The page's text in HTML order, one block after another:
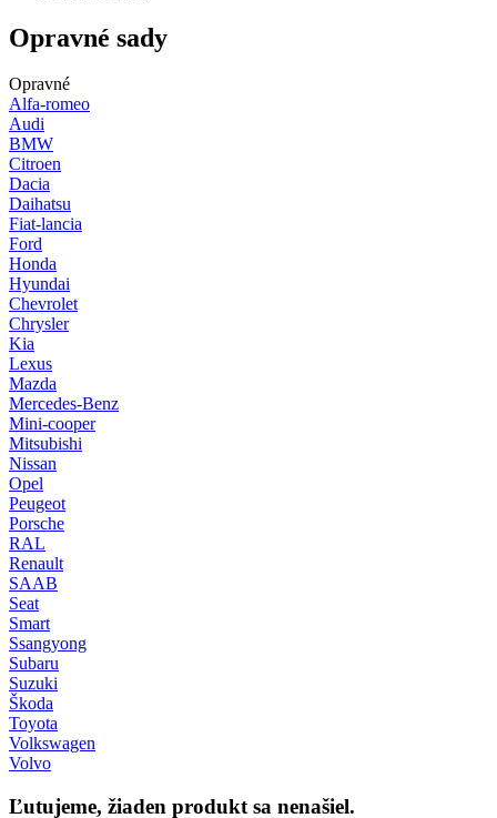
Opravné sady
Opravné
Alfa-romeo
Audi
BMW
Citroen
Dacia
Daihatsu
Fiat-lancia
Ford
Honda
Hyundai
Chevrolet
Chrysler
Kia
Lexus
Mazda
Mercedes-Benz
Mini-cooper
Mitsubishi
Nissan
Opel
Peugeot
Porsche
RAL
Renault
SAAB
Seat
Smart
Ssangyong
Subaru
Suzuki
Škoda
Toyota
Volkswagen
Volvo
Ľutujeme, žiaden produkt sa nenašiel.